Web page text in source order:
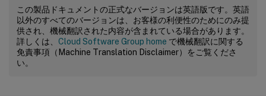
この製品ドキュメントの正式なバージョンは英語版です。英語
以外のすべてのバージョンは、お客様の利便性のためにのみ提
供され、機械翻訳された内容が含まれている場合があります。
詳しくは、 Cloud Software Group home で機械翻訳に関する
免責事項（Machine Translation Disclaimer）をご覧くださ
い。